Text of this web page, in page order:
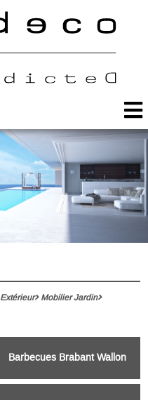
Extérieur
Mobilier Jardin
Barbecues Brabant Wallon